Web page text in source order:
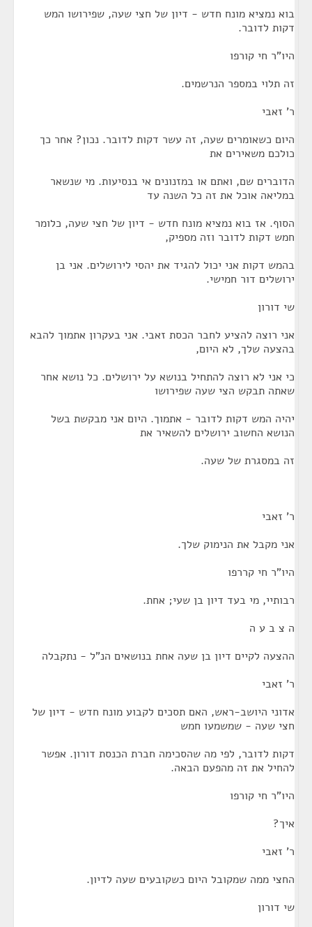
בוא נמציא מונח חדש - דיון של חצי שעה, שפירושו המש
דקות לדובר.
היו"ר חי קורפו
זה תלוי במספר הנרשמים.
ר' זאבי
היום כשאומרים שעה, זה עשר דקות לדובר. נכון? אחר כך
כולכם משאירים את
הדוברים שם, ואתם או במזנונים אי בנסיעות. מי שנשאר
במליאה אוכל את זה כל השנה עד
הסוף. אז בוא נמציא מונח חדש - דיון של חצי שעה, כלומר
חמש דקות לדובר וזה מספיק,
בהמש דקות אני יכול להגיד את יהסי לירושלים. אני בן
ירושלים דור חמישי.
שי דורון
אני רוצה להציע לחבר הכסת זאבי. אני בעקרון אתמוך להבא
בהצעה שלך, לא היום,
כי אני לא רוצה להתחיל בנושא על ירושלים. כל נושא אחר
שאתה תבקש הצי שעה שפירושו
יהיה המש דקות לדובר - אתמוך. היום אני מבקשת בשל
הנושא החשוב ירושלים להשאיר את
זה במסגרת של שעה.
ר' זאבי
אני מקבל את הנימוק שלך.
היו"ר חי קררפו
רבותיי, מי בעד דיון בן שעי; אחת.
ה צ ב ע ה
ההצעה לקיים דיון בן שעה אחת בנושאים הנ"ל - נתקבלה
ר' זאבי
אדוני היושב-ראש, האם תסכים לקבוע מונח חדש - דיון של
חצי שעה - שמשמעו חמש
דקות לדובר, לפי מה שהסכימה חברת הכנסת דורון. אפשר
להחיל את זה מהפעם הבאה.
היו"ר חי קורפו
איך?
ר' זאבי
החצי ממה שמקובל היום כשקובעים שעה לדיון.
שי דורון